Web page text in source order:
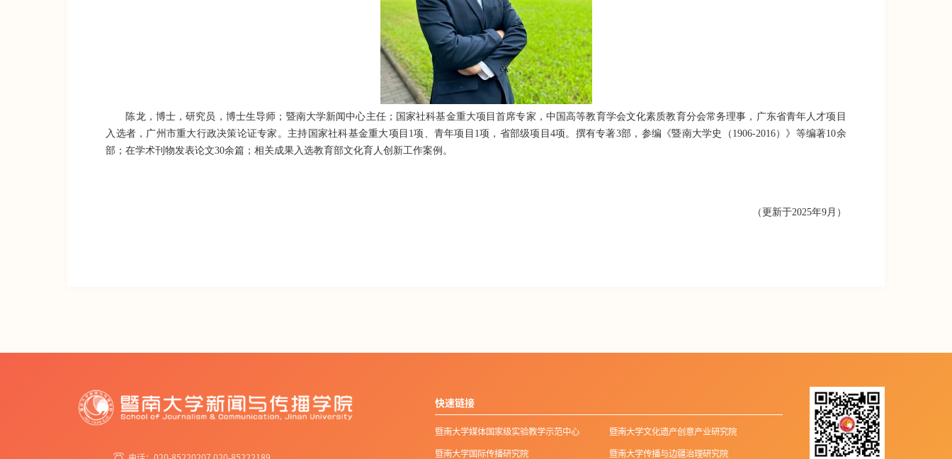
陈龙，博士，研究员，博士生导师；暨南大学新闻中心主任；国家社科基金重大项目首席专家，中国高等教育学会文化素质教育分会常务理事，广东省青年人才项目
入选者，广州市重大行政决策论证专家。主持国家社科基金重大项目 1项、青年项目1项，省部级项目4项。撰有专著3部，参编《暨南大学史（1906-2016）》等编著10余
部；在学术刊物发表论文30余篇；相关成果入选教育部文化育人创新工作案例。
（更新于2025年9月）
快速链接
暨南大学媒体国家级实验教学示范中心 暨南大学文化遗产创意产业研究院
暨南大学国际传播研究院 暨南大学传播与边疆治理研究院